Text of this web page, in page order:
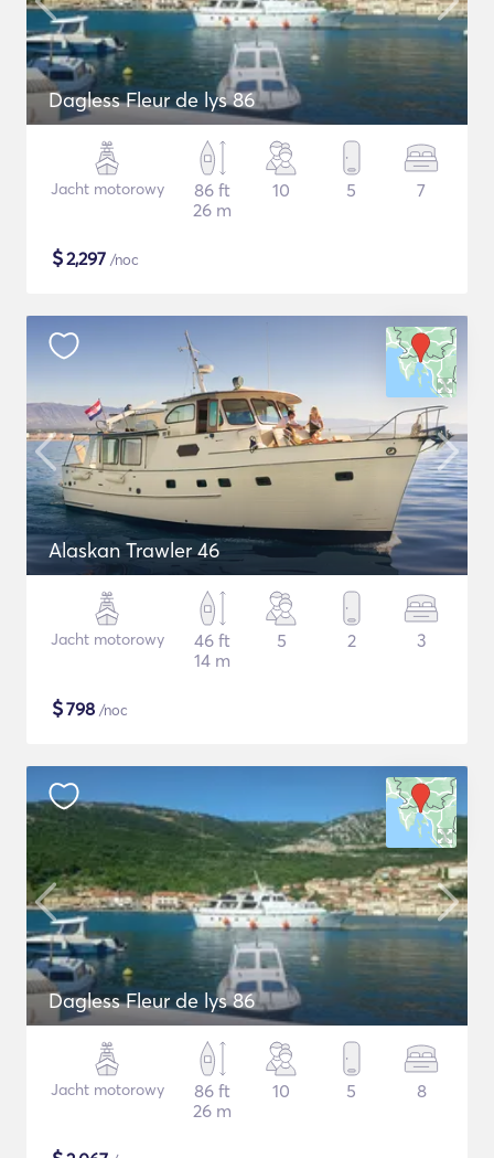
Dagless Fleur de lys 86
Jacht motorowy
86 ft
26 m
10 5 7
$2,297 /noc
Alaskan Trawler 46
Jacht motorowy
46 ft
14 m
5 2 3
$798 /noc
Dagless Fleur de lys 86
Jacht motorowy
86 ft
26 m
10 5 8